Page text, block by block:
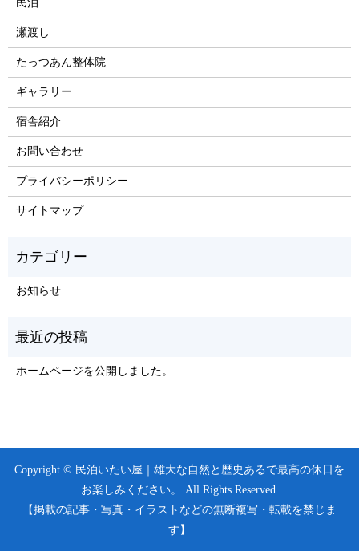
民泊
瀬渡し
たっつあん整体院
ギャラリー
宿舎紹介
お問い合わせ
プライバシーポリシー
サイトマップ
お知らせ
ホームページを公開しました。
Copyright © 民泊いたい屋｜雄大な自然と歴史あるで最高の休日を
お楽しみください。 All Rights Reserved.
【掲載の記事・写真・イラストなどの無断複写・転載を禁じま
す】